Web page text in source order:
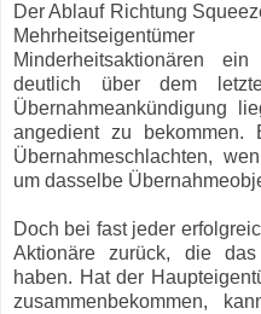
Der Ablauf Richtung
Minderheitsaktionären
deutlich über dem
Übernahmeankündigung
angedient zu
Übernahmeschlachten,
um dasselbe
Doch bei fast jeder
Aktionäre zurück, die
haben. Hat der
zusammenbekommen,